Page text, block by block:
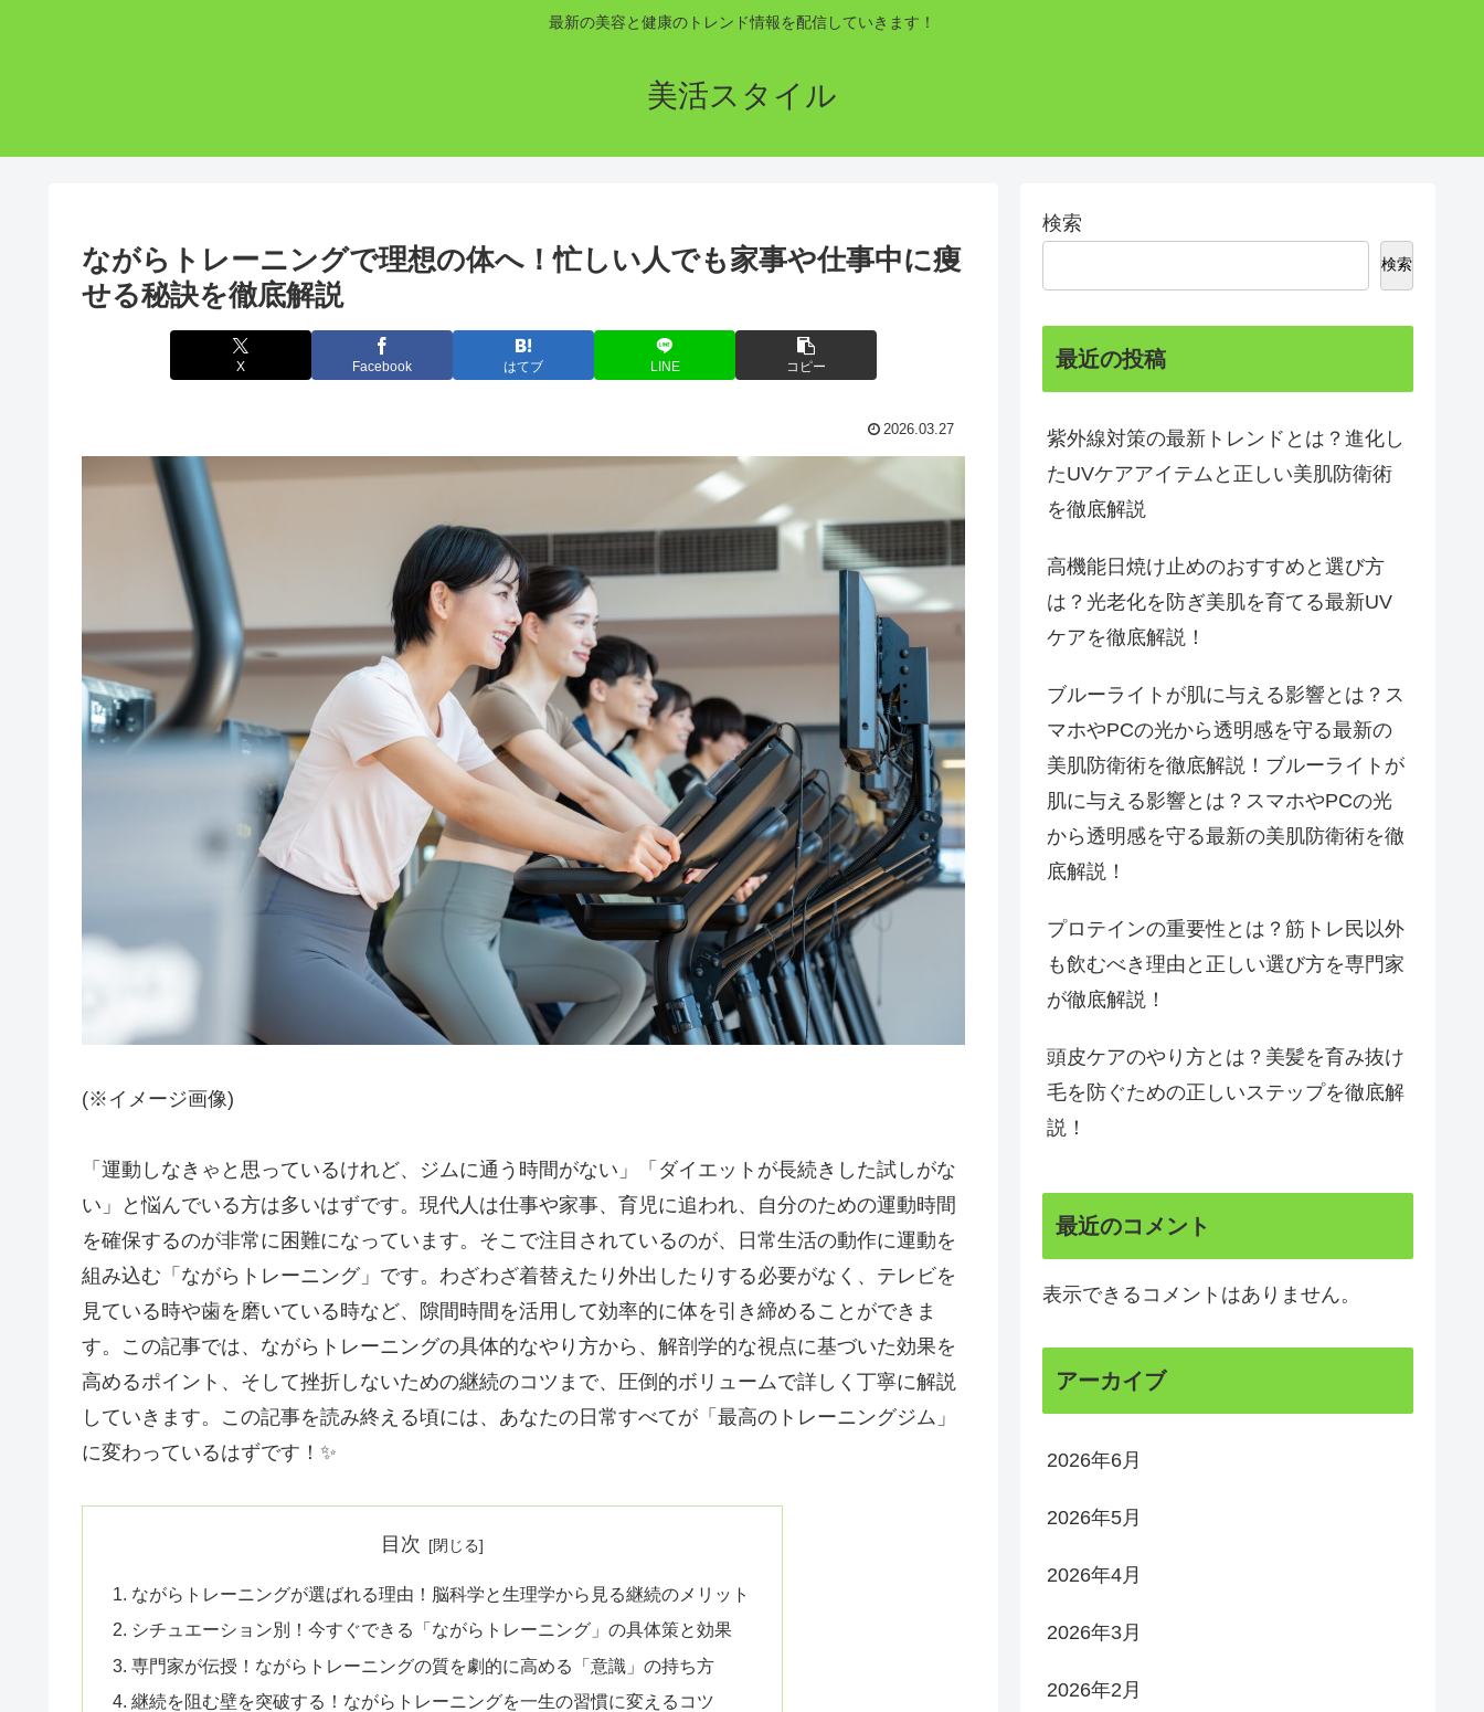
最新の美容と健康のトレンド情報を配信していきます！
美活スタイル
ながらトレーニングで理想の体へ！忙しい人でも家事や仕事中に痩
せる秘訣を徹底解説
X Facebook はてブ LINE コピー
2026.03.27
(※イメージ画像)
「運動しなきゃと思っているけれど、ジムに通う時間がない」「ダイエットが長続きした試しがな
い」と悩んでいる方は多いはずです。現代人は仕事や家事、育児に追われ、自分のための運動時間
を確保するのが非常に困難になっています。そこで注目されているのが、日常生活の動作に運動を
組み込む「ながらトレーニング」です。わざわざ着替えたり外出したりする必要がなく、テレビを
見ている時や歯を磨いている時など、隙間時間を活用して効率的に体を引き締めることができま
す。この記事では、ながらトレーニングの具体的なやり方から、解剖学的な視点に基づいた効果を
高めるポイント、そして挫折しないための継続のコツまで、圧倒的ボリュームで詳しく丁寧に解説
していきます。この記事を読み終える頃には、あなたの日常すべてが「最高のトレーニングジム」
に変わっているはずです！✨
目次
ながらトレーニングが選ばれる理由！脳科学と生理学から見る継続のメリット
シチュエーション別！今すぐできる「ながらトレーニング」の具体策と効果
専門家が伝授！ながらトレーニングの質を劇的に高める「意識」の持ち方
継続を阻む壁を突破する！ながらトレーニングを一生の習慣に変えるコツ
検索
検索
最近の投稿
紫外線対策の最新トレンドとは？進化し
たUVケアアイテムと正しい美肌防衛術
を徹底解説
高機能日焼け止めのおすすめと選び方
は？光老化を防ぎ美肌を育てる最新UV
ケアを徹底解説！
ブルーライトが肌に与える影響とは？ス
マホやPCの光から透明感を守る最新の
美肌防衛術を徹底解説！ブルーライトが
肌に与える影響とは？スマホやPCの光
から透明感を守る最新の美肌防衛術を徹
底解説！
プロテインの重要性とは？筋トレ民以外
も飲むべき理由と正しい選び方を専門家
が徹底解説！
頭皮ケアのやり方とは？美髪を育み抜け
毛を防ぐための正しいステップを徹底解
説！
最近のコメント
表示できるコメントはありません。
アーカイブ
2026年6月
2026年5月
2026年4月
2026年3月
2026年2月